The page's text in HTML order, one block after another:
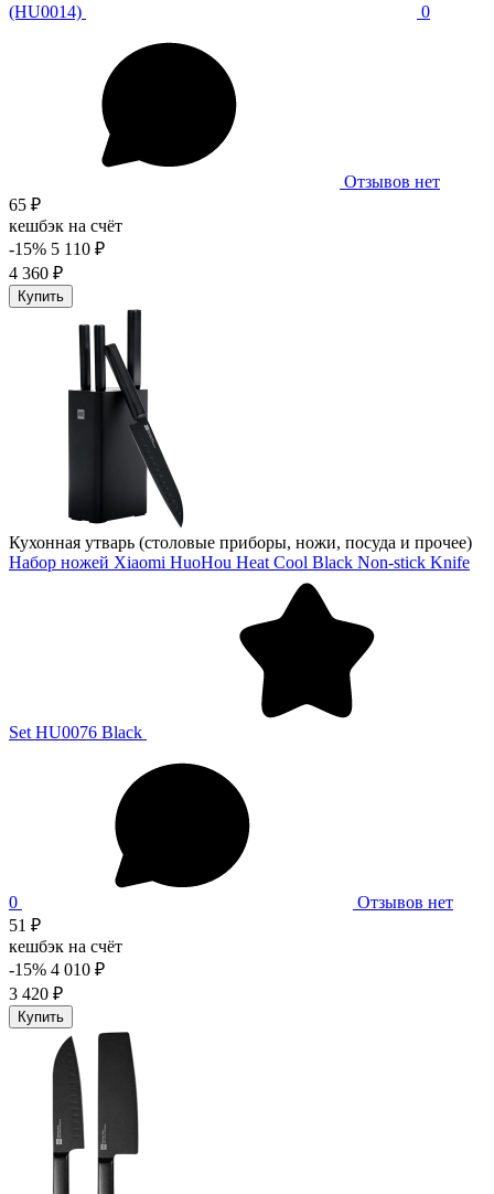
(HU0014) 0
Отзывов нет
65 ₽
кешбэк на счёт
-15% 5 110 ₽
4 360 ₽
Купить
Кухонная утварь (столовые приборы, ножи, посуда и прочее)
Набор ножей Xiaomi HuoHou Heat Cool Black Non-stick Knife
Set HU0076 Black
0
Отзывов нет
51 ₽
кешбэк на счёт
-15% 4 010 ₽
3 420 ₽
Купить